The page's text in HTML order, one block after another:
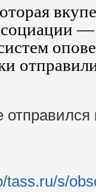
—
tass.ru/s/